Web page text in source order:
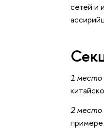
сетей и
1 место
2 место
примере